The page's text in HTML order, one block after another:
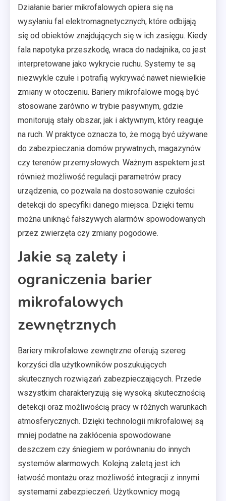
Działanie barier mikrofalowych opiera się na
wysyłaniu fal elektromagnetycznych, które odbijają
się od obiektów znajdujących się w ich zasięgu. Kiedy
fala napotyka przeszkodę, wraca do nadajnika, co jest
interpretowane jako wykrycie ruchu. Systemy te są
niezwykle czułe i potrafią wykrywać nawet niewielkie
zmiany w otoczeniu. Bariery mikrofalowe mogą być
stosowane zarówno w trybie pasywnym, gdzie
monitorują stały obszar, jak i aktywnym, który reaguje
na ruch. W praktyce oznacza to, że mogą być używane
do zabezpieczania domów prywatnych, magazynów
czy terenów przemysłowych. Ważnym aspektem jest
również możliwość regulacji parametrów pracy
urządzenia, co pozwala na dostosowanie czułości
detekcji do specyfiki danego miejsca. Dzięki temu
można uniknąć fałszywych alarmów spowodowanych
przez zwierzęta czy zmiany pogodowe.
Jakie są zalety i
ograniczenia barier
mikrofalowych
zewnętrznych
Bariery mikrofalowe zewnętrzne oferują szereg
korzyści dla użytkowników poszukujących
skutecznych rozwiązań zabezpieczających. Przede
wszystkim charakteryzują się wysoką skutecznością
detekcji oraz możliwością pracy w różnych warunkach
atmosferycznych. Dzięki technologii mikrofalowej są
mniej podatne na zakłócenia spowodowane
deszczem czy śniegiem w porównaniu do innych
systemów alarmowych. Kolejną zaletą jest ich
łatwość montażu oraz możliwość integracji z innymi
systemami zabezpieczeń. Użytkownicy mogą